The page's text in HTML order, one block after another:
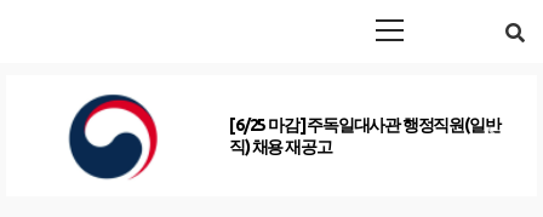
[6/25 마감] 주독일대사관 행정직원(일반
직) 채용 재공고